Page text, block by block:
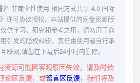
名-非商业性使用-相同方式共享 4.0 国际
》许可协议授权。本站提供的网盘资源版
供学习、研究和参考之用，请勿用于商
引发的版权纠纷，责任由使用者自行承
联网,请您在下载后24小时内删除。
资源可能因客观原因失效，请及时转
论区反馈，或留言区反馈，我们将及